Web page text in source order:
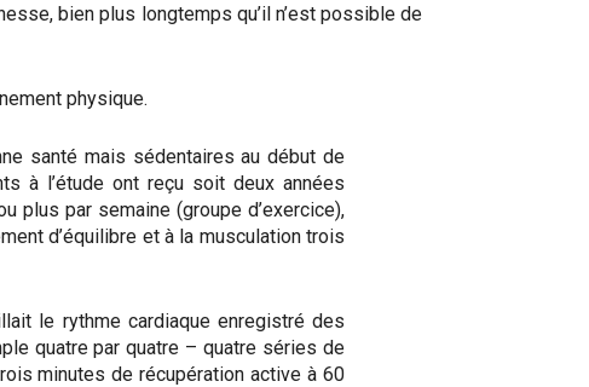
bien plus longtemps qu’il n’est possible de
physique.
santé mais sédentaires au début de
à l’étude ont reçu soit deux années
plus par semaine (groupe d’exercice),
d’équilibre et à la musculation trois
le rythme cardiaque enregistré des
quatre par quatre – quatre séries de
minutes de récupération active à 60